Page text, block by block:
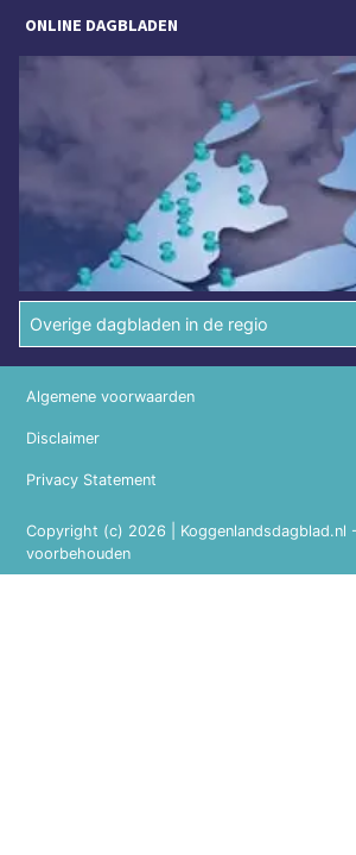
ONLINE DAGBLADEN
Overige dagbladen in de regio
Copyright (c) 2026 | Koggenlandsdagblad.nl
voorbehouden
Algemene voorwaarden
Disclaimer
Privacy Statement